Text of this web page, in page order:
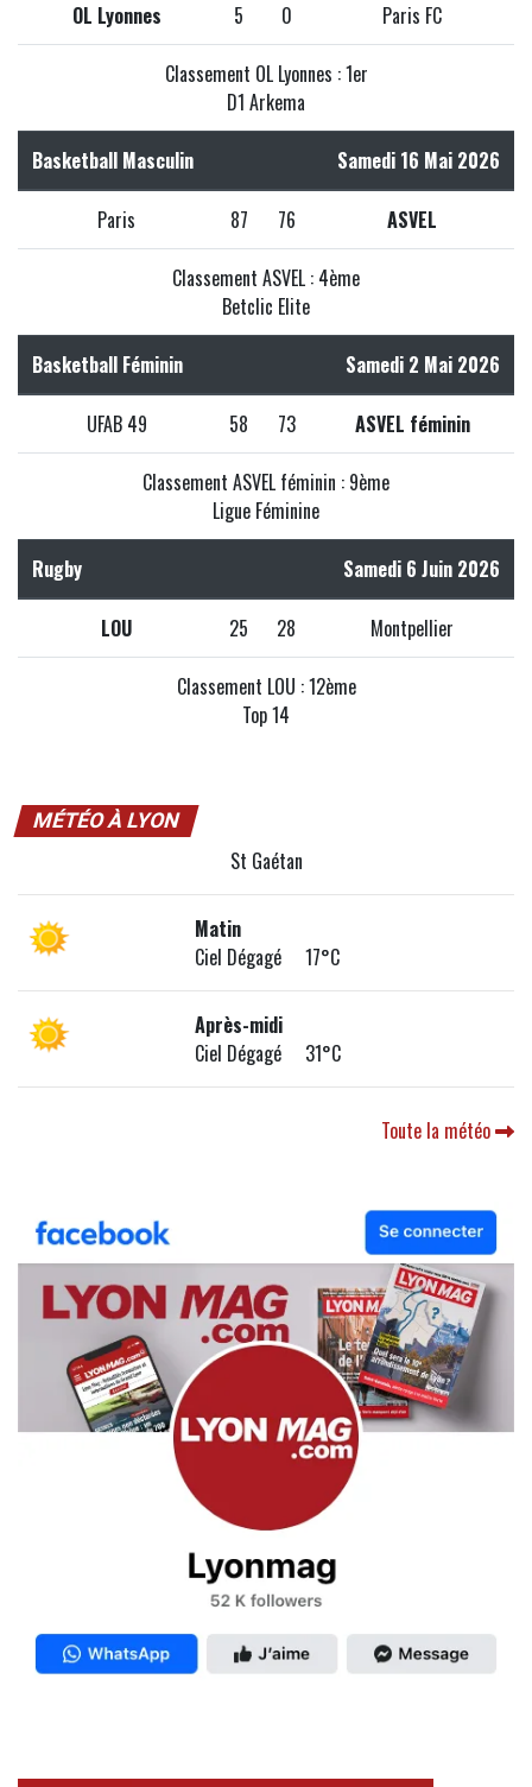
OL Lyonnes 5 0 Paris FC
Classement OL Lyonnes : 1er
D1 Arkema
Basketball Masculin Samedi 16 Mai 2026
Paris 87 76 ASVEL
Classement ASVEL : 4ème
Betclic Elite
Basketball Féminin Samedi 2 Mai 2026
UFAB 49 58 73 ASVEL féminin
Classement ASVEL féminin : 9ème
Ligue Féminine
Rugby Samedi 6 Juin 2026
LOU 25 28 Montpellier
Classement LOU : 12ème
Top 14
MÉTÉO À LYON
St Gaétan
Matin
Ciel Dégagé 17°C
Après-midi
Ciel Dégagé 31°C
Toute la météo